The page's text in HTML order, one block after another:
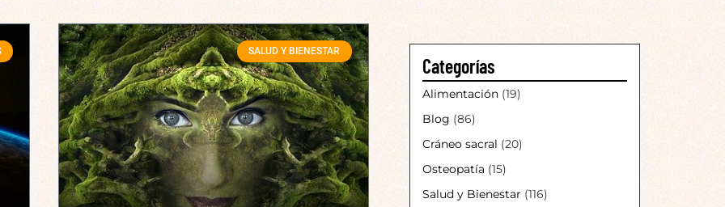
SALUD Y BIENESTAR
Categorías
Alimentación(19)
Blog (86)
Cráneo sacral (20)
Osteopatía (15)
Salud y Bienestar (116)